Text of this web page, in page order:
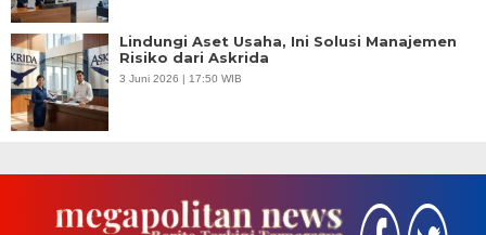
Lindungi Aset Usaha, Ini Solusi Manajemen
Risiko dari Askrida
3 Juni 2026 | 17:50 WIB